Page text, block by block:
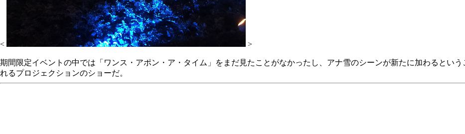
< >
期間限定イベントの中では「ワンス・アポン・ア・タイム」をまだ見たことがなかったし、アナ雪のシーンが新たに加わるとい
れるプロジェクションのショーだ。